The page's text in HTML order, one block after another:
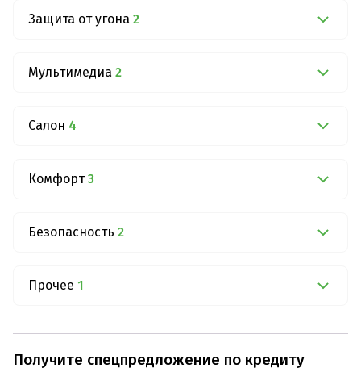
Защита от угона 2
Мультимедиа 2
Салон 4
Комфорт 3
Безопасность 2
Прочее 1
Получите спецпредложение по кредиту